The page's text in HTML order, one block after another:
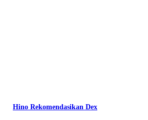
Hino Rekomendasikan Dex